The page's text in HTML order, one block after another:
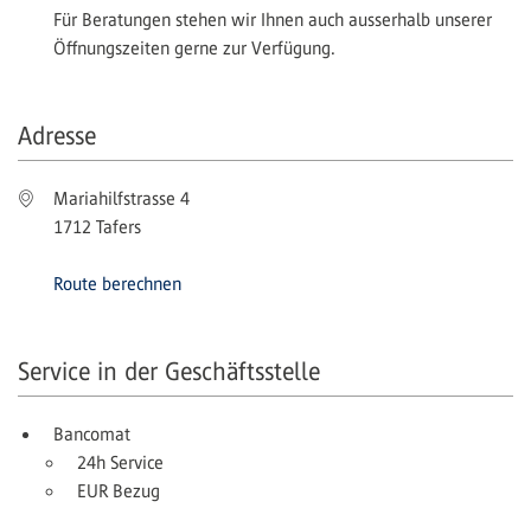
Für Beratungen stehen wir Ihnen auch ausserhalb unserer
Öffnungszeiten gerne zur Verfügung.
Adresse
Mariahilfstrasse 4
1712 Tafers
Route berechnen
Service in der Geschäftsstelle
Bancomat
24h Service
EUR Bezug